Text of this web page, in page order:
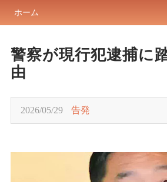
ホーム
警察が現行犯逮捕に
由
2026/05/29 告発